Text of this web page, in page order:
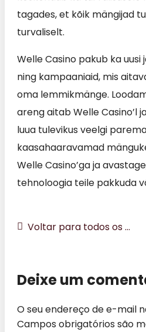
tagades, et kõik mängijad
turvaliselt.
Welle Casino pakub ka
ning kampaaniaid, mis
oma lemmikmänge.
areng aitab Welle Casino’l
luua tulevikus veelgi
kaasahaaravamad
Welle Casino’ga ja
tehnoloogia teile pakkuda
Voltar para todos os posts
Deixe um
O seu endereço de e-mail
Campos obrigatórios são